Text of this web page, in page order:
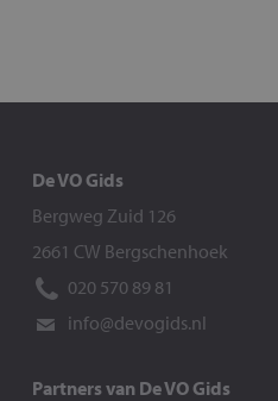
De VO Gids
Bergweg Zuid 126
2661 CW Bergschenhoek
020 570 89 81
info@devogids.nl
Partners van De VO Gids